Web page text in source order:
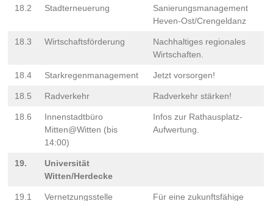
18.2 Stadterneuerung
Sanierungsmanagement
Heven-Ost/Crengeldanz
18.3 Wirtschaftsförderung
Nachhaltiges regionales
Wirtschaften.
18.4 Starkregenmanagement Jetzt vorsorgen!
18.5 Radverkehr Radverkehr stärken!
18.6
Innenstadtbüro
Mitten@Witten (bis
14:00)
Infos zur Rathausplatz-
Aufwertung.
19.
Universität
Witten/Herdecke
19.1
Vernetzungsstelle
Für eine zukunftsfähige